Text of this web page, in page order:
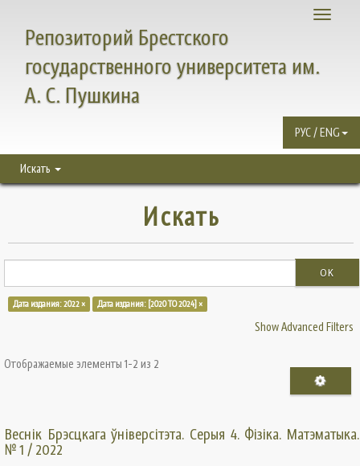
Toggle
Репозиторий Брестского
государственного университета им.
А. С. Пушкина
РУС / ENG
Искать
Искать
OK
Дата издания: 2022 × Дата издания: [2020 TO 2024] ×
Show Advanced Filters
Отображаемые элементы 1-2 из 2
Веснiк Брэсцкага ўнiверсiтэта. Серыя 4. Фізіка. Матэматыка.
№ 1 / 2022